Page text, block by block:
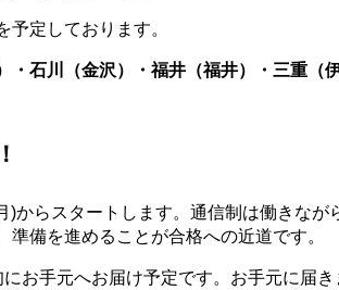
定しております。
石川（金沢）・福井（福井）・三重（
からスタートします。 通信制は働きなが
備を進めることが合格への近道です。
お手元へお届け予定です。お手元に届き